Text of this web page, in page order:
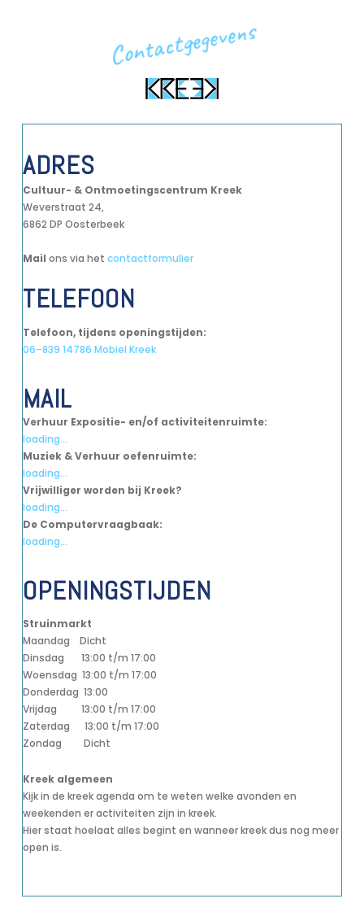
Contactgegevens
ADRES
Cultuur- & Ontmoetingscentrum Kreek
Weverstraat 24,
6862 DP Oosterbeek
Mail ons via het contactformulier
TELEFOON
Telefoon, tijdens openingstijden:
06–839 14786 Mobiel Kreek
MAIL
Verhuur Expositie- en/of activiteitenruimte:
loading...
Muziek & Verhuur oefenruimte:
loading...
Vrijwilliger worden bij Kreek?
loading...
De Computervraagbaak:
loading...
OPENINGSTIJDEN
Struinmarkt
Maandag Dicht
Dinsdag 13:00 t/m 17:00
Woensdag 13:00 t/m 17:00
Donderdag 13:00
Vrijdag 13:00 t/m 17:00
Zaterdag 13:00 t/m 17:00
Zondag Dicht
Kreek algemeen
Kijk in de kreek agenda om te weten welke avonden en
weekenden er activiteiten zijn in kreek.
Hier staat hoelaat alles begint en wanneer kreek dus nog meer
open is.